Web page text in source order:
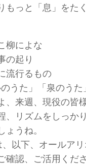
もっと「息」をた
柳によな
の起り
流行るもの
うた」「泉のう
来週、現役の皆
、リズムをしっか
ょうね。
以下、オールア
認、ご活用くださ